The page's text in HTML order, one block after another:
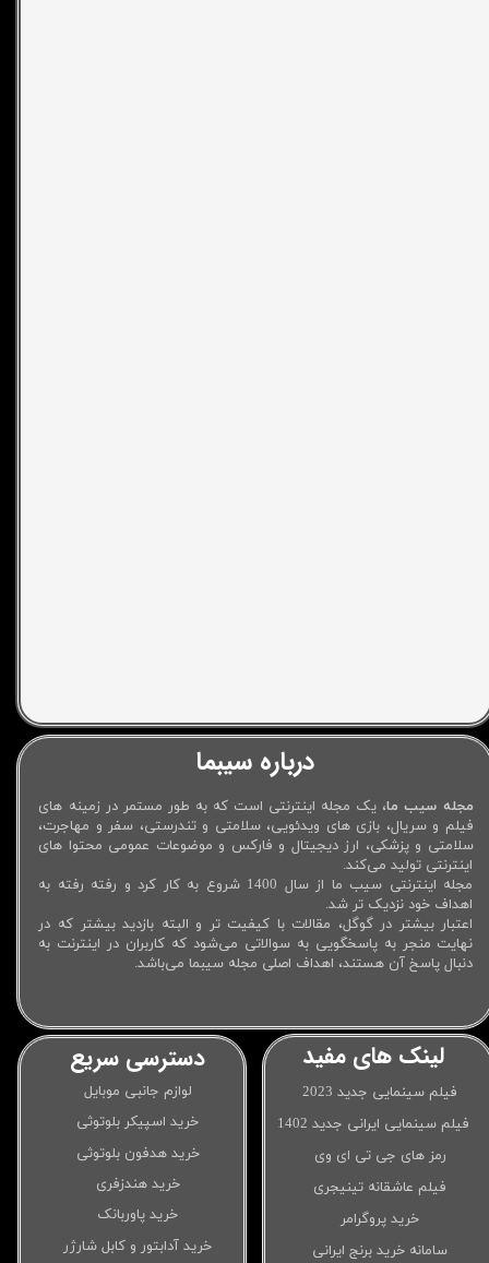
درباره سیبما
مجله سیب ما، یک مجله اینترنتی است که به طور مستمر در زمینه های
فیلم و سریال، بازی های ویدئویی، سلامتی و تندرستی، سفر و مهاجرت،
سلامتی و پزشکی، ارز دیجیتال و فارکس و موضوعات عمومی محتوا های
اینترنتی تولید می‌کند.
مجله اینترنتی سیب ما از سال 1400 شروع به کار کرد و رفته رفته به
اهداف خود نزدیک تر شد.
اعتبار بیشتر در گوگل، مقالات با کیفیت تر و البته بازدید بیشتر که در
نهایت منجر به پاسخگویی به سوالاتی می‌شود که کاربران در اینترنت به
دنبال پاسخ آن هستند، اهداف اصلی مجله سیبما می‌باشد.
دسترسی سریع
لوازم جانبی موبایل
خرید اسپیکر بلوتوثی
خرید هدفون بلوتوثی
خرید هندزفری
خرید پاوربانک
خرید آدابتور و کابل شارژر
لینک های مفید
فیلم سینمایی جدید 2023
فیلم سینمایی ایرانی جدید 1402
رمز های جی تی ای وی
فیلم عاشقانه تینیجری
خرید پروگرامر
سامانه خرید برنج ایرانی